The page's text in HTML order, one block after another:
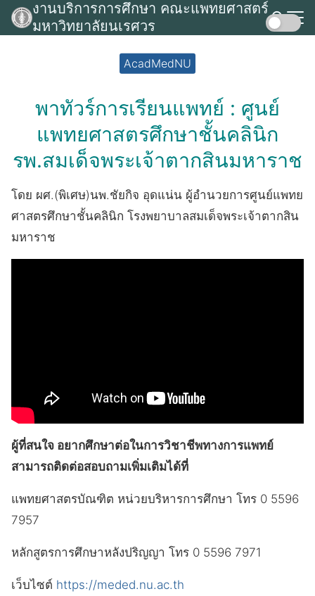
Skip
งานบริการการศึกษา คณะแพทยศาสตร์
มหาวิทยาลัยนเรศวร
AcadMedNU
พาทัวร์การเรียนแพทย์ : ศูนย์
แพทยศาสตร​ศึกษาชั้นคลินิก
รพ.สมเด็จพระเจ้าตากสินมหาราช
โดย ผศ.(พิเศษ)นพ.ชัยกิจ อุดแน่น ผู้อำนวยการศูนย์แพทย
ศาสตรศึกษาชั้นคลินิก โรงพยาบาลสมเด็จพระเจ้าตากสิน
มหาราช
ผู้ที่สนใจ อยากศึกษาต่อในการวิชาชีพทางการแพทย์
สามารถติดต่อสอบถามเพิ่มเติมได้ที่
แพทยศาสตรบัณฑิต หน่วยบริหารการศึกษา โทร 0 5596
7957
หลักสูตรการศึกษาหลังปริญญา โทร 0 5596 7971
เว็บไซต์ https://meded.nu.ac.th